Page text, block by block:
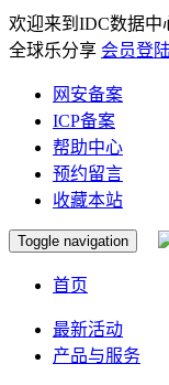
欢迎来到IDC数据中
全球乐分享 会员登
网安备案
ICP备案
帮助中心
预约留言
收藏本站
Toggle navigation
首页
最新活动
产品与服务